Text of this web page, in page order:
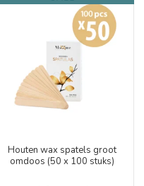
Houten wax spatels groot
omdoos (50 x 100 stuks)